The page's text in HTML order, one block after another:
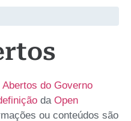
Abertos do Governo
da Open
ou conteúdos são